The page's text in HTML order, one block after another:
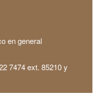
en general
7474 ext. 85210 y